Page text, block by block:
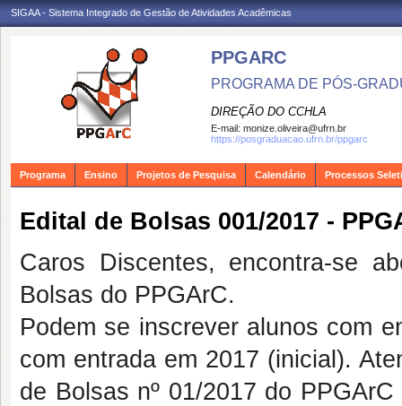
SIGAA - Sistema Integrado de Gestão de Atividades Acadêmicas
PPGARC
PROGRAMA DE PÓS-
DIREÇÃO DO CCHLA
E-mail: monize.oliveira@ufrn.br
https://posgraduacao.ufrn.br/ppgarc
Programa Ensino Projetos de Pesquisa Calendário Processos
Edital de Bolsas 001/2017 -
Caros Discentes, encontra-se
Bolsas do PPGArC.
Podem se inscrever alunos com
com entrada em 2017 (inicial).
de Bolsas nº 01/2017 do